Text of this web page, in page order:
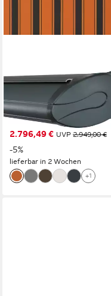
WISMAR
Kassettenmarkise Classic
Compact Breite: 350 cm,
Ausfall: 300 cm
2.796,49 € UVP 2.949,00 €
-5%
lieferbar in 2 Wochen
+1